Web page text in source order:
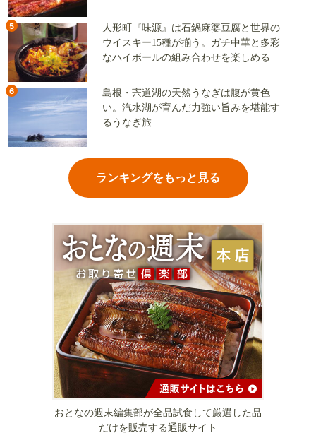
5
人形町『味源』は石鍋麻婆豆腐と世界の
ウイスキー15種が揃う。ガチ中華と多彩
なハイボールの組み合わせを楽しめる
6
島根・宍道湖の天然うなぎは腹が黄色
い。汽水湖が育んだ力強い旨みを堪能す
るうなぎ旅
ランキングをもっと見る
おとなの週末編集部が全品試食して厳選した品
だけを販売する通販サイト